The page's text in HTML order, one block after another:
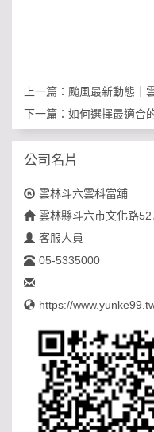
上一篇： 颱風最新動態｜
下一篇： 如何選擇最適合
公司名片
雲林斗六雲科當舖
雲林縣斗六市文化路
客服人員
05-5335000
https://